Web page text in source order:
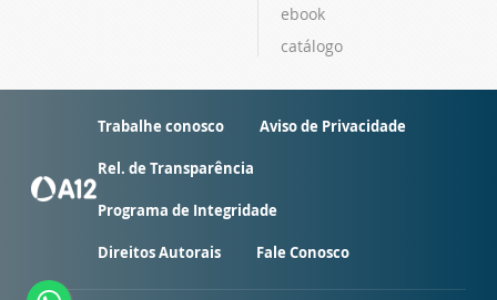
ebook
catálogo
Trabalhe conosco Aviso de Privacidade
Rel. de Transparência
Programa de Integridade
Direitos Autorais Fale Conosco